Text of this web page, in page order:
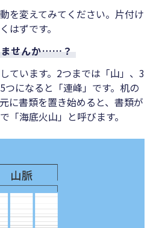
を変えてみてください。片付け
はずです。
ませんか……？
ています。2つまでは「山」、3
つになると「連峰」です。机の
に書類を置き始めると、書類が
「海底火山」と呼びます。